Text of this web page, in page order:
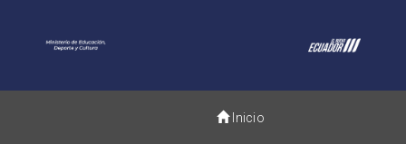
Inicio